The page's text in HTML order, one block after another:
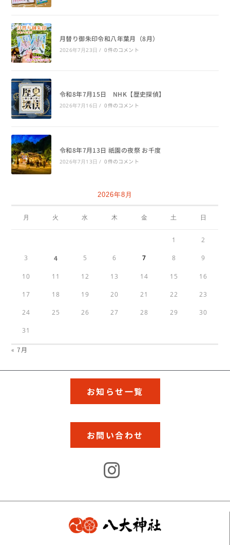
月替り御朱印令和八年葉月（8月）
2026年7月23日 / 0件のコメント
令和8年7月15日 NHK【歴史探偵】
2026年7月16日 / 0件のコメント
令和8年7月13日 祇園の夜祭 お千度
2026年7月13日 / 0件のコメント
2026年8月
月 火 水 木 金 土 日
1 2
3 4 5 6 7 8 9
10 11 12 13 14 15 16
17 18 19 20 21 22 23
24 25 26 27 28 29 30
31
« 7月
お知らせ一覧
お問い合わせ